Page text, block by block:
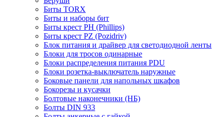
Биты TORX
Биты и наборы бит
Биты крест PH (Phillips)
Биты крест PZ (Pozidriv)
Блок питания и драйвер для светодиодной ленты
Блоки для тросов одинарные
Блоки распределения питания PDU
Блоки розетка-выключатель наружные
Боковые панели для напольных шкафов
Бокорезы и кусачки
Болтовые наконечники (НБ)
Болты DIN 933